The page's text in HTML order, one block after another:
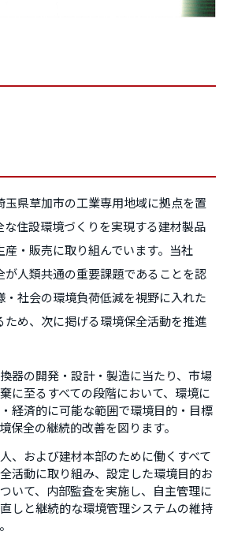
玉県草加市の工業専用地域に拠点を置
な住設環境づくりを実現する建材製品
産・販売に取り組んでいます。当社
が人類共通の重要課題であることを認
・社会の環境負荷低減を視野に入れた
ため、次に掲げる環境保全活動を推進
器の開発・設計・製造に当たり、市場
に至るすべての段階において、環境に
経済的に可能な範囲で環境目的・目標
保全の継続的改善を図ります。
、および建材本部のために働くすべて
活動に取り組み、設定した環境目的お
いて、内部監査を実施し、自主管理に
しと継続的な環境管理システムの維持